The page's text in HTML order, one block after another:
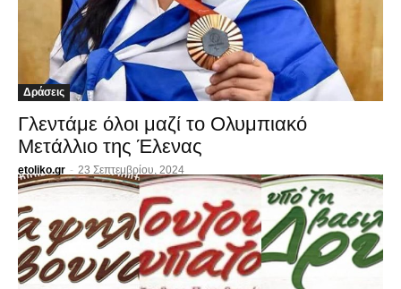
Δράσεις
Γλεντάμε όλοι μαζί το Ολυμπιακό
Μετάλλιο της Έλενας
etoliko.gr - 23 Σεπτεμβρίου, 2024